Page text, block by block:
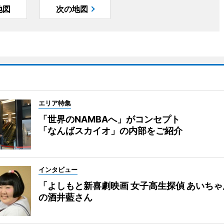
図 次の地図
エリア特集
「世界のNAMBAへ」がコンセプト
「なんばスカイオ」の内部をご紹介
インタビュー
「よしもと新喜劇映画 女子高生探偵 あいち
の酒井藍さん